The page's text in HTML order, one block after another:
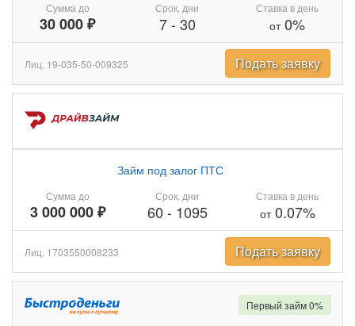
Сумма до
30 000 ₽
Срок, дни
7- 30
Ставка в день
от0%
Лиц. 19-035-50-009325 Подать заявку
Сумма до
3 000 000 ₽
Займ под залог ПТС
Срок, дни
60 - 1095
Ставка в день
от0.07%
Лиц. 1703550008233 Подать заявку
Первый займ 0%